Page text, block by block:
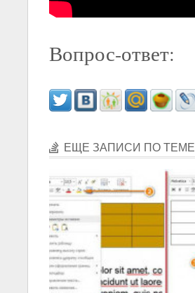
Вопрос-ответ:
ЕЩЕ ЗАПИСИ ПО ТЕМЕ